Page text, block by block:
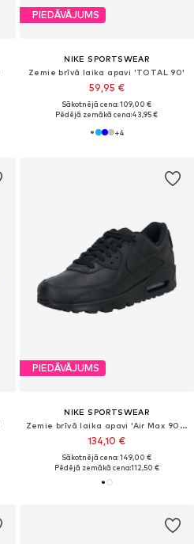
PIEDĀVĀJUMS
NIKE SPORTSWEAR
Zemie brīvā laika apavi 'TOTAL 90'
59,95 €
Sākotnējā cena: 109,00 €
Pēdējā zemākā cena:43,95 €
+4
PIEDĀVĀJUMS
NIKE SPORTSWEAR
Zemie brīvā laika apavi 'Air Max 90 LTR'
134,10 €
Sākotnējā cena: 149,00 €
Pēdējā zemākā cena:112,50 €